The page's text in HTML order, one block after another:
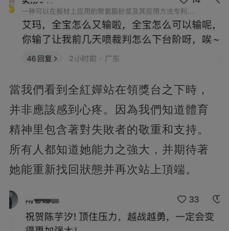
當我們看到全紅嬋站在領獎台之下時，
并非應該感到心疼。因為我們知道體育
精神里包含著對失敗者的敬重和支持。
所有人都知道她能力之強大，并期待著
她能重新找回狀態并再次站上頂端。